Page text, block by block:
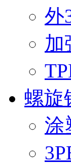
外
加
螺旋
涂